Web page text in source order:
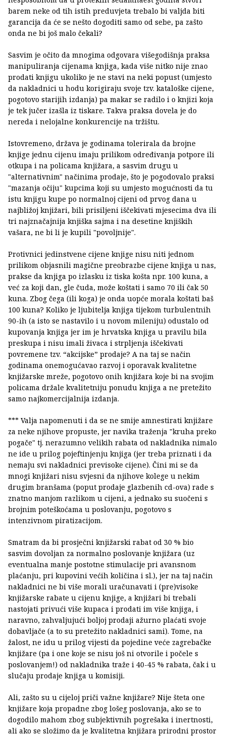
barem neke od tih istih preduvjeta trebalo bi valjda biti
garancija da će se nešto dogoditi samo od sebe, pa zašto
onda ne bi još malo čekali?
Sasvim je očito da mnogima odgovara višegodišnja praksa
manipuliranja cijenama knjiga, kada više nitko nije znao
prodati knjigu ukoliko je ne stavi na neki popust (umjesto
da nakladnici u hodu korigiraju svoje tzv. kataloške cijene,
pogotovo starijih izdanja) pa makar se radilo i o knjizi koja
je tek jučer izašla iz tiskare. Takva praksa dovela je do
nereda i nelojalne konkurencije na tržištu.
Istovremeno, država je godinama tolerirala da brojne
knjige jednu cijenu imaju prilikom određivanja potpore ili
otkupa i na policama knjižara, a sasvim drugu u
"alternativnim" načinima prodaje, što je pogodovalo praksi
"mazanja očiju" kupcima koji su umjesto mogućnosti da tu
istu knjigu kupe po normalnoj cijeni od prvog dana u
najbližoj knjižari, bili prisiljeni iščekivati mjesecima dva ili
tri najznačajnija knjiška sajma i na desetine knjiških
vašara, ne bi li je kupili "povoljnije".
Protivnici jedinstvene cijene knjige nisu niti jednom
prilikom objasnili magične preobrazbe cijene knjiga u nas,
prakse da knjiga po izlasku iz tiska košta npr. 100 kuna, a
već za koji dan, gle čuda, može koštati i samo 70 ili čak 50
kuna. Zbog čega (ili koga) je onda uopće morala koštati baš
100 kuna? Koliko je ljubitelja knjiga tijekom turbulentnih
90-ih (a isto se nastavilo i u novom mileniju) odustalo od
kupovanja knjiga jer im je hrvatska knjiga u pravilu bila
preskupa i nisu imali živaca i strpljenja iščekivati
povremene tzv. “akcijske” prodaje? A na taj se način
godinama onemogućavao razvoj i oporavak kvalitetne
knjižarske mreže, pogotovo onih knjižara koje bi na svojim
policama držale kvalitetniju ponudu knjiga a ne pretežito
samo najkomercijalnija izdanja.
*** Valja napomenuti i da se ne smije amnestirati knjižare
za neke njihove propuste, jer navika traženja "kruha preko
pogače" tj. nerazumno velikih rabata od nakladnika nimalo
ne ide u prilog pojeftinjenju knjiga (jer treba priznati i da
nemaju svi nakladnici previsoke cijene). Čini mi se da
mnogi knjižari nisu svjesni da njihove kolege u nekim
drugim branšama (poput prodaje glazbenih cd-ova) rade s
znatno manjom razlikom u cijeni, a jednako su suočeni s
brojnim poteškoćama u poslovanju, pogotovo s
intenzivnom piratizacijom.
Smatram da bi prosječni knjižarski rabat od 30 % bio
sasvim dovoljan za normalno poslovanje knjižara (uz
eventualna manje postotne stimulacije pri avansnom
plaćanju, pri kupovini većih količina i sl.), jer na taj način
nakladnici ne bi više morali uračunavati i (pre)visoke
knjižarske rabate u cijenu knjige, a knjižari bi trebali
nastojati privući više kupaca i prodati im više knjiga, i
naravno, zahvaljujući boljoj prodaji ažurno plaćati svoje
dobavljače (a to su pretežito nakladnici sami). Tome, na
žalost, ne idu u prilog vijesti da pojedine veće zagrebačke
knjižare (pa i one koje se nisu još ni otvorile i počele s
poslovanjem!) od nakladnika traže i 40-45 % rabata, čak i u
slučaju prodaje knjiga u komisiji.
Ali, zašto su u cijeloj priči važne knjižare? Nije šteta one
knjižare koja propadne zbog lošeg poslovanja, ako se to
dogodilo mahom zbog subjektivnih pogrešaka i inertnosti,
ali ako se složimo da je kvalitetna knjižara prirodni prostor